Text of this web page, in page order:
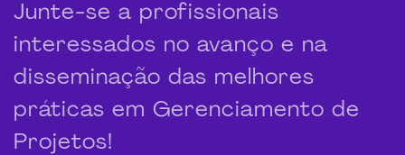
Junte-se a profissionais
interessados no avanço e na
disseminação das melhores
práticas em Gerenciamento de
Projetos!